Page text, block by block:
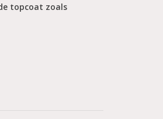
topcoat zoals